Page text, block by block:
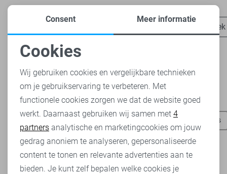
Heb je dit al eens bekeken?
Vero Moda jeans Garcia jeans LTB jeans
Noodzakelijke cookies
Personalisatie cookies
Analytische cookies
Marketing cookies
Consent Meer informatie
Cookies
Wij gebruiken cookies en vergelijkbare technieken
om je gebruikservaring te verbeteren. Met
functionele cookies zorgen we dat de website goed
werkt. Daarnaast gebruiken wij samen met 4
partners analytische en marketingcookies om jouw
gedrag anoniem te analyseren, gepersonaliseerde
content te tonen en relevante advertenties aan te
bieden. Je kunt zelf bepalen welke cookies je